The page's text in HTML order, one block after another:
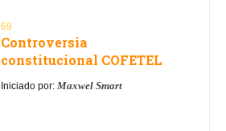
69
Controversia
constitucional COFETEL
Iniciado por: Maxwel Smart